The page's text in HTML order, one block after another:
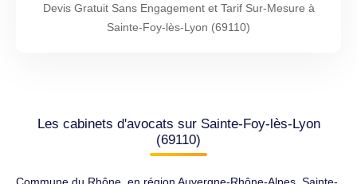
Devis Gratuit Sans Engagement et Tarif Sur-Mesure à
Sainte-Foy-lès-Lyon (69110)
Les cabinets d'avocats sur Sainte-Foy-lès-Lyon
(69110)
Commune du Rhône, en région Auvergne-Rhône-Alpes, Sainte-